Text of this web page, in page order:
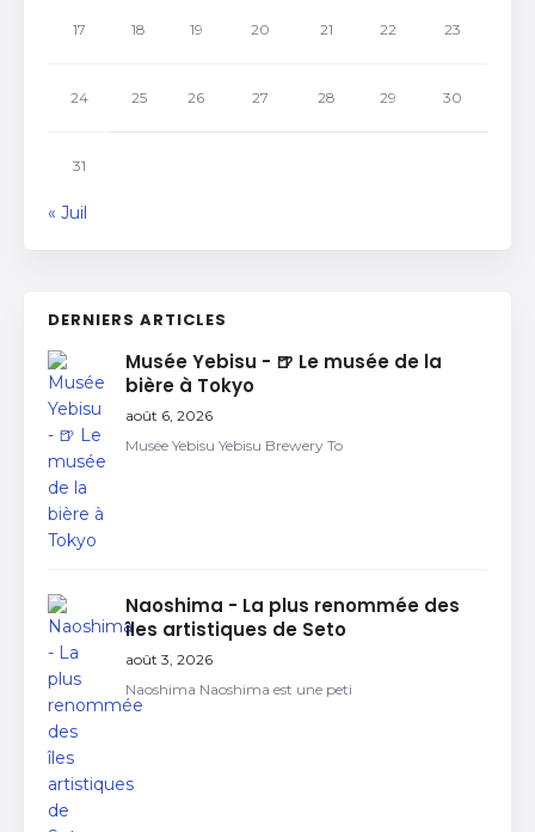
17 18 19 20 21 22 23
24 25 26 27 28 29 30
31
« Juil
DERNIERS ARTICLES
Musée Yebisu - 🍺 Le musée de la
bière à Tokyo
août 6, 2026
Musée Yebisu Yebisu Brewery To
Naoshima - La plus renommée des
îles artistiques de Seto
août 3, 2026
Naoshima Naoshima est une peti